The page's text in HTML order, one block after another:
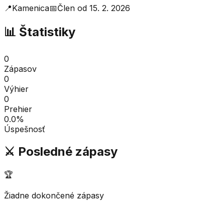
📍Kamenica📅Člen od 15. 2. 2026
📊 Štatistiky
0
Zápasov
0
Výhier
0
Prehier
0.0%
Úspešnosť
⚔️ Posledné zápasy
🏆
Žiadne dokončené zápasy